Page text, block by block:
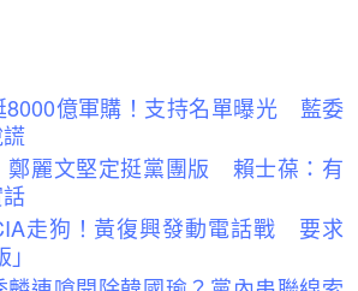
8000億軍購！支持名單曝光 藍委
鄭麗文堅定挺黨團版 賴士葆：有
走狗！黃復興發動電話戰 要求